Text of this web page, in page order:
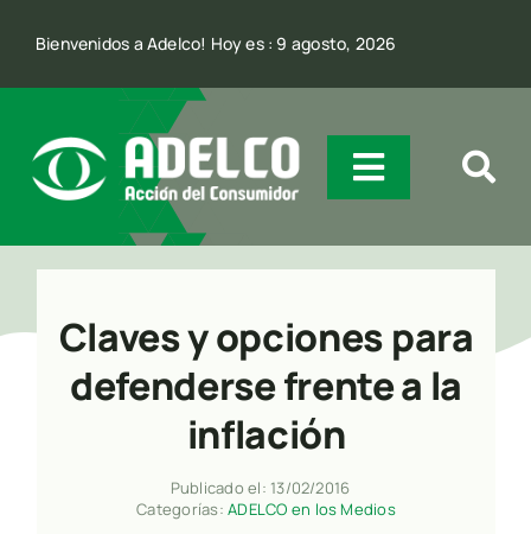
content
Bienvenidos a Adelco! Hoy es : 9 agosto, 2026
Toggle
Navigation
Incidencia
Comunicación
Contacto
Claves y opciones para
defenderse frente a la
inflación
Publicado el: 13/02/2016
Categorías:ADELCO en los Medios